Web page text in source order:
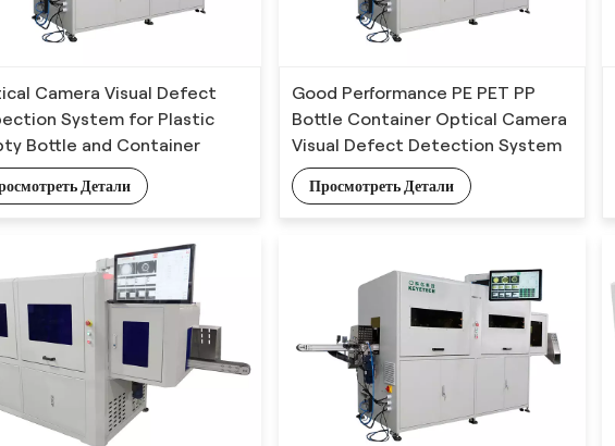
Camera Visual Defect
System for Plastic
Bottle and Container
Детали
Good Performance PE PET PP
Bottle Container Optical Camera
Visual Defect Detection System
Просмотреть Детали